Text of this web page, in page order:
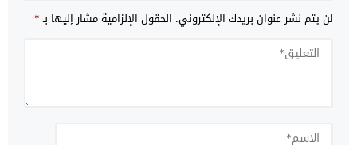
لن يتم نشر عنوان بريدك الإلكتروني. الحقول الإلزامية مشار إليها بـ*